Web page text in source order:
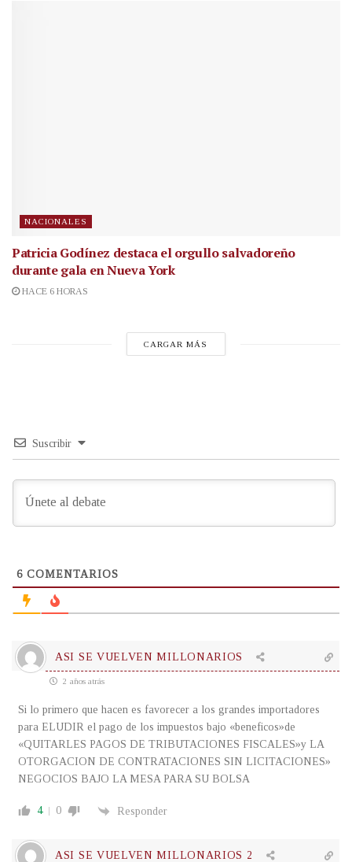
NACIONALES
Patricia Godínez destaca el orgullo salvadoreño
durante gala en Nueva York
HACE 6 HORAS
CARGAR MÁS
Suscribir
6 COMENTARIOS
ASI SE VUELVEN MILLONARIOS
2 años atrás
Si lo primero que hacen es favorecer a los grandes importadores
para ELUDIR el pago de los impuestos bajo «beneficos»de
«QUITARLES PAGOS DE TRIBUTACIONES FISCALES»y LA
OTORGACION DE CONTRATACIONES SIN LICITACIONES»
NEGOCIOS BAJO LA MESA PARA SU BOLSA
4 0 Responder
ASI SE VUELVEN MILLONARIOS 2